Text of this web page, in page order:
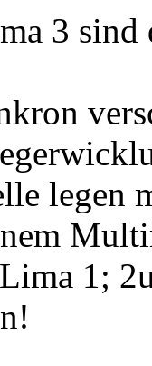
3 sind
legen
1;